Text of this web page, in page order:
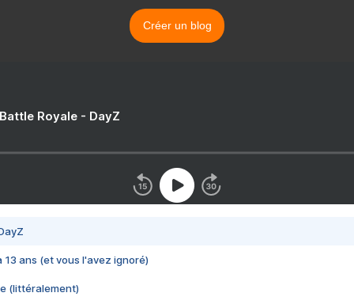
Créer un blog
Royale - DayZ
13 ans (et vous l'avez ignoré)
(littéralement)